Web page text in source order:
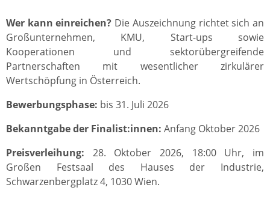
Wer kann einreichen? Die Auszeichnung richtet sich an
Großunternehmen, KMU, Start-ups sowie
Kooperationen und sektorübergreifende
Partnerschaften mit wesentlicher zirkulärer
Wertschöpfung in Österreich.
Bewerbungsphase: bis 31. Juli 2026
Bekanntgabe der Finalist:innen: Anfang Oktober 2026
Preisverleihung: 28. Oktober 2026, 18:00 Uhr, im
Großen Festsaal des Hauses der Industrie,
Schwarzenbergplatz 4, 1030 Wien.